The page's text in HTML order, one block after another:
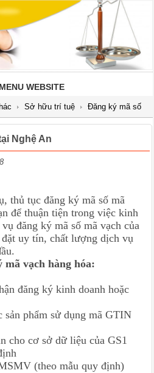
MENU WEBSITE
Sở hữu trí tuệ Đăng ký mã số
Nghệ An
thủ tục đăng ký mã số mã
để thuận tiện trong việc kinh
đăng ký mã số mã vạch của
uy tín, chất lượng dịch vụ
vạch hàng hóa:
đăng ký kinh doanh hoặc
sản phẩm sử dụng mã GTIN
cho cơ sở dữ liệu của GS1
(theo mẫu quy định)